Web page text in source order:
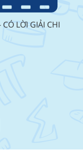
LỜI GIẢI CHI